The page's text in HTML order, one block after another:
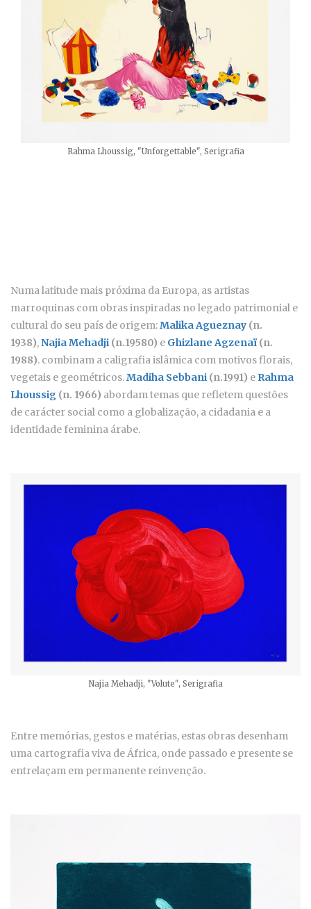
Rahma Lhoussig, "Unforgettable", Serigrafia
Numa latitude mais próxima da Europa, as artistas
marroquinas com obras inspiradas no legado patrimonial e
cultural do seu país de origem:Malika Agueznay (n.
1938),Najia Mehadji (n.19580) e Ghizlane Agzenaï (n.
1988). combinam a caligrafia islâmica com motivos florais,
vegetais e geométricos.Madiha Sebbani (n.1991) e Rahma
Lhoussig (n. 1966) abordam temas que refletem questões
de carácter social como a globalização, a cidadania e a
identidade feminina árabe.
Najia Mehadji, "Volute", Serigrafia
Entre memórias, gestos e matérias, estas obras desenham
uma cartografia viva de África, onde passado e presente se
entrelaçam em permanente reinvenção.